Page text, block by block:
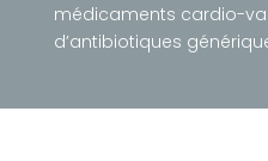
médicaments cardio-
d’antibiotiques